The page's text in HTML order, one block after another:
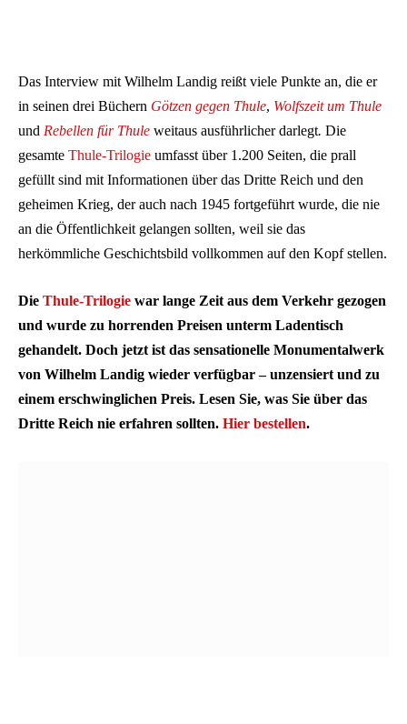
Das Interview mit Wilhelm Landig reißt viele Punkte an, die er
in seinen drei Büchern Götzen gegen Thule, Wolfszeit um Thule
und Rebellen für Thule weitaus ausführlicher darlegt. Die
gesamte Thule-Trilogie umfasst über 1.200 Seiten, die prall
gefüllt sind mit Informationen über das Dritte Reich und den
geheimen Krieg, der auch nach 1945 fortgeführt wurde, die nie
an die Öffentlichkeit gelangen sollten, weil sie das
herkömmliche Geschichtsbild vollkommen auf den Kopf stellen.
Die Thule-Trilogie war lange Zeit aus dem Verkehr gezogen
und wurde zu horrenden Preisen unterm Ladentisch
gehandelt. Doch jetzt ist das sensationelle Monumentalwerk
von Wilhelm Landig wieder verfügbar – unzensiert und zu
einem erschwinglichen Preis. Lesen Sie, was Sie über das
Dritte Reich nie erfahren sollten. Hier bestellen.